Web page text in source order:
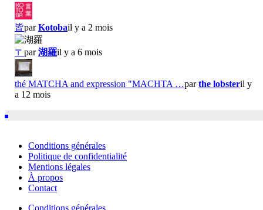
皆parKotobail y a 2 mois
〒 par湖羅il y a 6 mois
thé MATCHA and expression "MACHTA …parthe lobsteril y
a 12 mois
Conditions générales
Politique de confidentialité
Mentions légales
À propos
Contact
Conditions générales